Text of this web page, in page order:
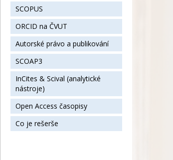
SCOPUS
ORCID na ČVUT
Autorské právo a publikování
SCOAP3
InCites & Scival (analytické
nástroje)
Open Access časopisy
Co je rešerše